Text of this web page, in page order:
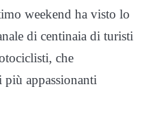
weekend ha visto lo
di centinaia di turisti
che
appassionanti